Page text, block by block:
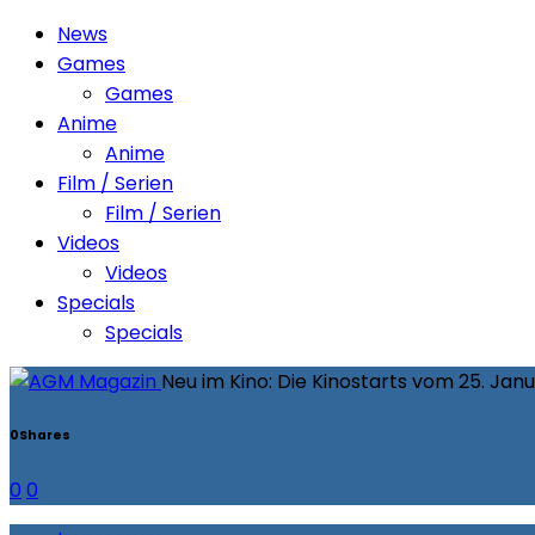
News
Games
Games
Anime
Anime
Film / Serien
Film / Serien
Videos
Videos
Specials
Specials
Neu im Kino: Die Kinostarts vom 25.
0Shares
0 0